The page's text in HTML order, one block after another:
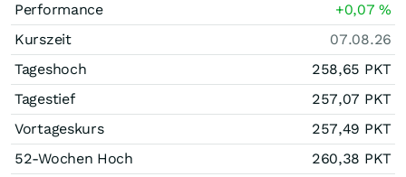
Performance
+0,07%
Kurszeit
07.08.26
Tageshoch
258,65 PKT
Tagestief
257,07 PKT
Vortageskurs
257,49 PKT
52-Wochen Hoch
260,38 PKT